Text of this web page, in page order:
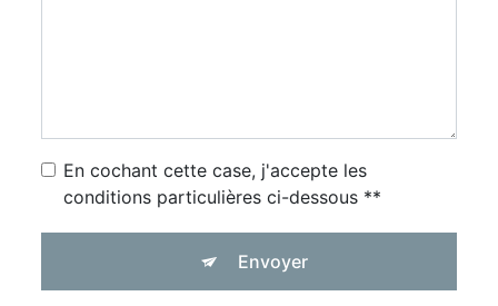
En cochant cette case, j'accepte les
conditions particulières ci-dessous **
Envoyer